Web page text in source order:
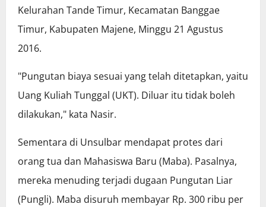
Kelurahan Tande Timur, Kecamatan Banggae
Timur, Kabupaten Majene, Minggu 21 Agustus
2016.
"Pungutan biaya sesuai yang telah ditetapkan, yaitu
Uang Kuliah Tunggal (UKT). Diluar itu tidak boleh
dilakukan," kata Nasir.
Sementara di Unsulbar mendapat protes dari
orang tua dan Mahasiswa Baru (Maba). Pasalnya,
mereka menuding terjadi dugaan Pungutan Liar
(Pungli). Maba disuruh membayar Rp. 300 ribu per